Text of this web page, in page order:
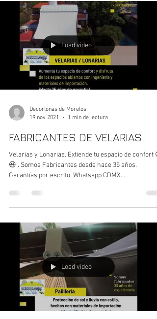
Load video
Decorlonas de Morelos
19 nov 2021
1 min de lectura
FABRICANTES DE VELARIAS
Velarias y Lonarias. Extiende tu espacio de confort 😍
😆 . Somos Fabricantes desde hace 35 años.
Garantías por escrito. Whatsapp CDMX...
Load video